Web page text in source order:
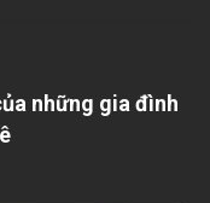
những gia đình